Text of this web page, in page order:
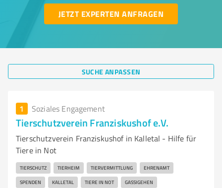
JETZT EXPERTEN ANFRAGEN
SUCHE ANPASSEN
1 Soziales Engagement
Tierschutzverein Franziskushof e.V.
Tierschutzverein Franziskushof in Kalletal - Hilfe für
Tiere in Not
TIERSCHUTZ TIERHEIM TIERVERMITTLUNG EHRENAMT
SPENDEN KALLETAL TIERE IN NOT GASSIGEHEN